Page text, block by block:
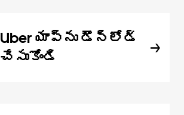
Uber యాప్‌ను డౌన్‌లోడ్
చేసుకోండి